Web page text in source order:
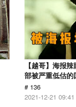
【越哥】海报
部被严重低估的
# 136
2021-12-21 09:41